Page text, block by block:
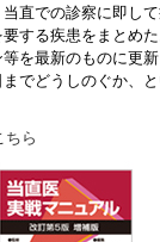
直での診察に即し
する疾患をまとめ
を最新のものに更新
でどうしのぐか、
ちら